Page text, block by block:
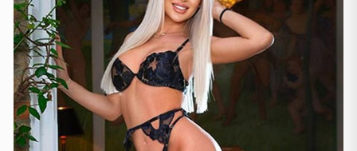
Lausanne (3)
Zürich